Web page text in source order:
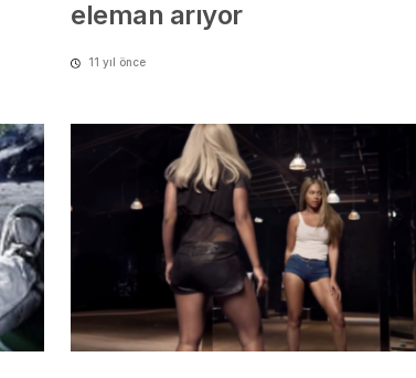
eleman arıyor
11 yıl önce